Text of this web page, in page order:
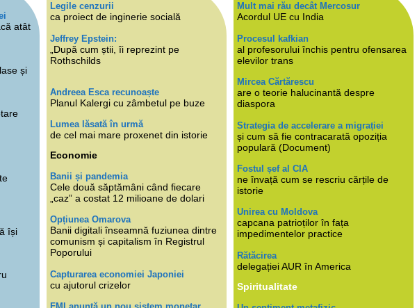
atât
și
își
Legile cenzurii
ca proiect de inginerie socială
Jeffrey Epstein:
„După cum știi, îi reprezint pe
Rothschilds
Andreea Esca recunoaște
Planul Kalergi cu zâmbetul pe buze
Lumea lăsată în urmă
de cel mai mare proxenet din istorie
Economie
Banii și pandemia
Cele două săptămâni când fiecare
„caz” a costat 12 milioane de dolari
Opțiunea Omarova
Banii digitali înseamnă fuziunea dintre
comunism și capitalism în Registrul
Poporului
Capturarea economiei Japoniei
cu ajutorul crizelor
Mult mai rău decât Mercosur
Acordul UE cu India
Procesul kafkian
al profesorului închis pentru ofensarea
elevilor trans
Mircea Cărtărescu
are o teorie halucinantă despre
diaspora
Strategia de accelerare a migrației
și cum să fie contracarată opoziția
populară (Document)
Fostul șef al CIA
ne învață cum se rescriu cărțile de
istorie
Unirea cu Moldova
capcana patrioților în fața
impedimentelor practice
Rătăcirea
delegației AUR în America
Spiritualitate